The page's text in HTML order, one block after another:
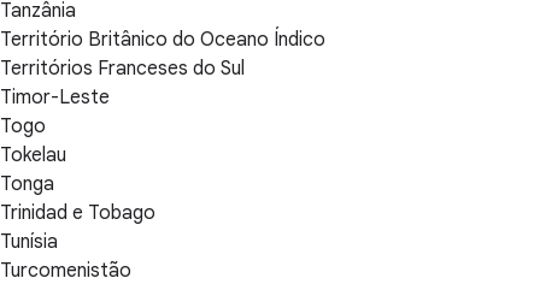
Tanzânia
Território Britânico do Oceano Índico
Territórios Franceses do Sul
Timor-Leste
Togo
Tokelau
Tonga
Trinidad e Tobago
Tunísia
Turcomenistão